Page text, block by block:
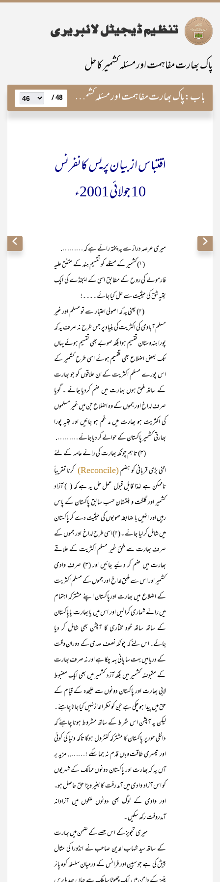
پاک بھارت مفاہمت اور مسئلہ کشمیر کا حل
باب:پاک بھارت مفاہمت اور مسئلہ کشمیر کا حل 48 /
اقتباس از بیان پریس کانفرنس
10 جولائی 2001ء
میری عرصہ دراز سے یہ پختہ رائے ہے کہ ……….
(۱)کشمیر کے مسئلے کو تقسیم ہند کے متفق علیہ
فارمولے کی روح کے مطابق اسی کے ایجنڈے کی ایک
بقیہ شق کی حیثیت سے حل کیا جائے ۔۔۔۔!
(۲) یعنی یہ کہ اصولی اعتبار سے تو مسلم اور غیر
مسلم آبادی کی اکثریت کی بنیاد پر جس طرح نہ صرف یہ کہ
پورا ہندوستان تقسیم ہوا بلکہ صوبے بھی تقسیم ہوئے یہاں
تک بعض اضلاع بھی تقسیم ہوئے اسی طرح کشمیر کے
اس پورے مسلم اکثریت کے ان علاقوں کو جو بھارت
کے ساتھ ملحق ہوں بھارت میں ضم کردیا جائے ۔ گویا
صرف لداخ اور جموں کے وہ اضلاع جن میں غیر مسلموں
کی اکثریت ہو بھارت میں مد غم ہو جائیں اور بقیہ پورا
بھارتی کشمیر پاکستان کے حوالے کر دیا جائے ……….
(۳) تا ہم چونکہ بھارت کی رائے عامہ کے لئے
اتنی بڑی قربانی کو ہضم(Reconcile)
کرنا تقریباً
ناممکن ہے لہٰذا قابل قبول عمل حل یہ ہے کہ (۱) آزاد
کشمیر اور گلگت و بلتستان حسب سابق پاکستان کے پاس
رہیں اور انہیں با ضابطہ صوبوں کی حیثیت دے کر پاکستان
میں شامل کر لیا جائے ۔ (۲) اسی طرح لداخ اور جموں کے
صرف بھارت سے ملحق غیر مسلم اکثریت کے علاقے
بھارت میں ضم کر دئیے جائیں اور (۳) صرف وادی
کشمیر اور اس سے ملحق لداخ اور جموں کے مسلم اکثریت
کے اضلاع میں بھارت اورپاکستان اپنے مشترکہ اہتمام
میں رائے شماری کرا لیں اور اس میں یا بھارت یاپاکستان
کے ساتھ ساتھ خود مختاری کا آپشن بھی شامل کر دیا
جائے۔ اس لئے کہ چونکہ نصف صدی کے دوران وقت
کے دریا میں بہت سا پانی بہہ چکا ہے اور نہ صرف بھارت
کے مقبوضہ کشمیر میں بلکہ آزد کشمیر میں بھی ایک مضبوط
لابی بھارت اور پاکستان دونوں سے علیحدہ کے قیام کے
حق میں پیدا ہو چکی ہے جن کو نظر اندازنہیں کیا جانا چاہئے ۔
لیکن یہ آپشن اس شرط کے ساتھ مشروط ہونا چاہئے کہ
داخلی طور پر پاکستان کا مشترکہ کنٹرول ہوگا تاکہ دنیا کی کوئی
اور تیسری طاقت وہاں قدم نہ جما سکے ! …….. مزید بر
آں یہ کہ بھارت اور پاکستان دونوں ممالک کے شہریوں
کو اس آزاد وادی میں آمد رفت کا بغیر ویزا حق حاصل ہو۔
اور وادی کے لوگ بھی دونوں ملکوں میں آزادانہ
آمدروفت رکھ سکیں ۔
میری تجویز کے اس حصے کے ضمن میں بھارت
کے ساتھ سید شہاب الدین صاحب نے انڈورا کی مثال
پیش کی ہے جو سپین اور فرانس کے درمیان سلسلہ کوہ پائر